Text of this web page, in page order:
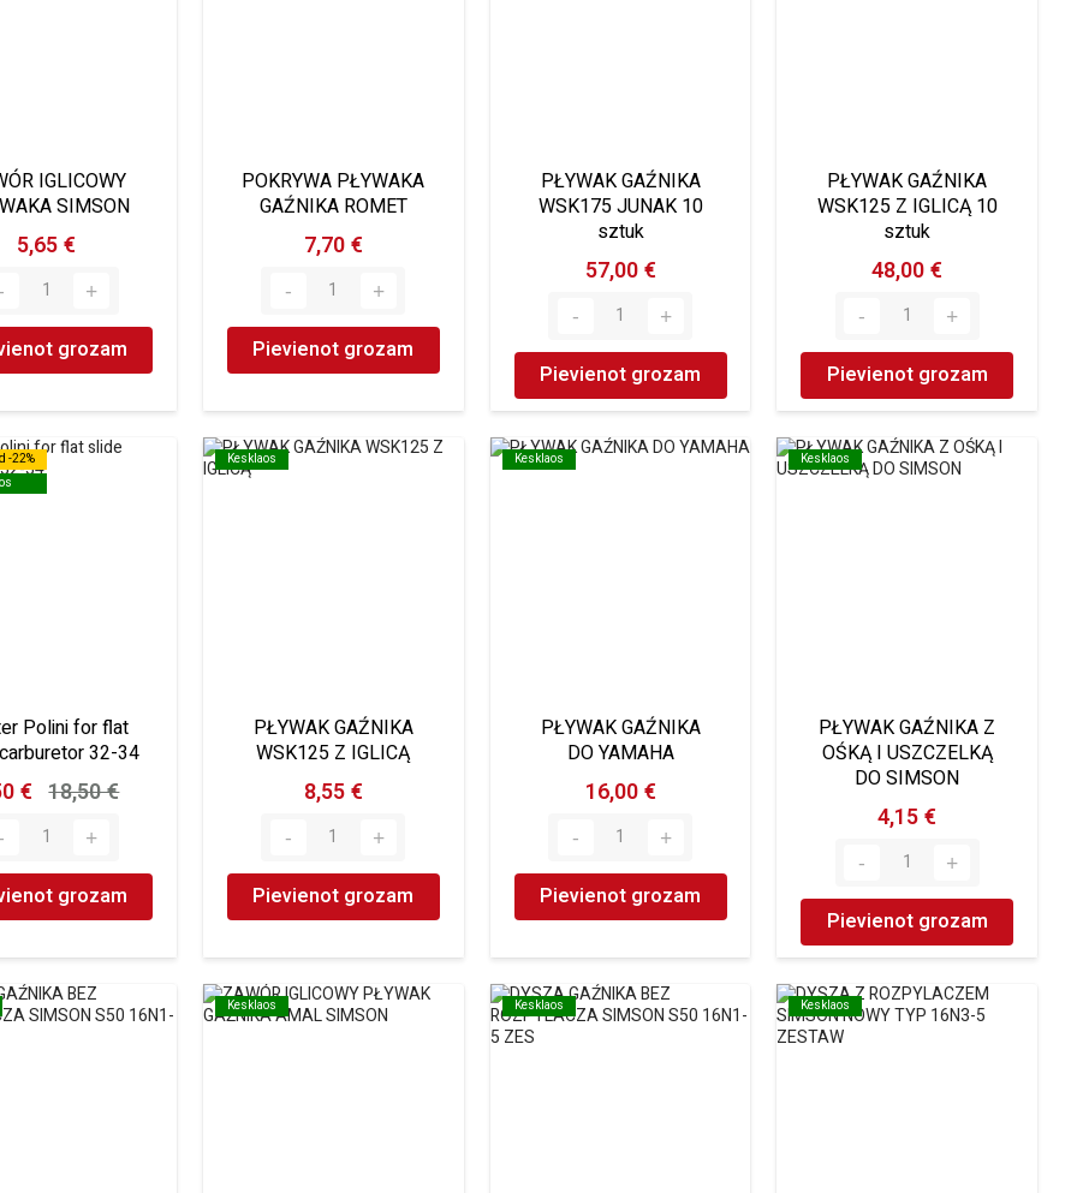
IGLICOWY
SIMSON
5,65 €
grozam
POKRYWA PŁYWAKA
GAŹNIKA ROMET
7,70 €
Pievienot grozam
PŁYWAK GAŹNIKA
WSK175 JUNAK 10
sztuk
57,00 €
Pievienot grozam
PŁYWAK GAŹNIKA
WSK125 Z IGLICĄ 10
sztuk
48,00 €
Pievienot grozam
-22%
-22%
Polini for flat
32-34
€ 18,50 €
grozam
Kesklaos
Kesklaos
PŁYWAK GAŹNIKA
WSK125 Z IGLICĄ
8,55 €
Pievienot grozam
Kesklaos
Kesklaos
PŁYWAK GAŹNIKA
DO YAMAHA
16,00 €
Pievienot grozam
Kesklaos
Kesklaos
PŁYWAK GAŹNIKA Z
OŚKĄ I USZCZELKĄ
DO SIMSON
4,15 €
Pievienot grozam
Kesklaos
Kesklaos Kesklaos
Kesklaos Kesklaos
Kesklaos